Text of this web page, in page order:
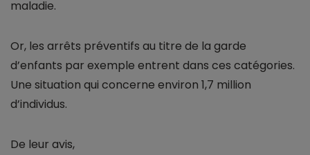
maladie.
Or, les arrêts préventifs au titre de la garde
d’enfants par exemple entrent dans ces catégories.
Une situation qui concerne environ 1,7 million
d’individus.
De leur avis,